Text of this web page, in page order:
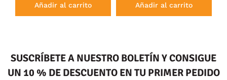
Añadir al carrito Añadir al carrito
SUSCRÍBETE A NUESTRO BOLETÍN Y CONSIGUE
UN 10 % DE DESCUENTO EN TU PRIMER PEDIDO